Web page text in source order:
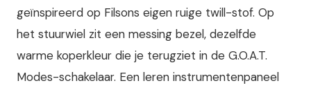
geïnspireerd op Filsons eigen ruige twill-stof. Op
het stuurwiel zit een messing bezel, dezelfde
warme koperkleur die je terugziet in de G.O.A.T.
Modes-schakelaar. Een leren instrumentenpaneel